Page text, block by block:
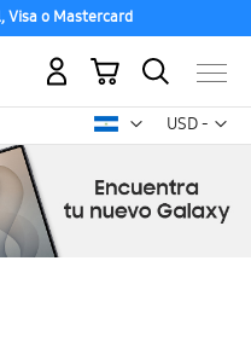
Visa o Mastercard
USD -
dólar
Mi carrito